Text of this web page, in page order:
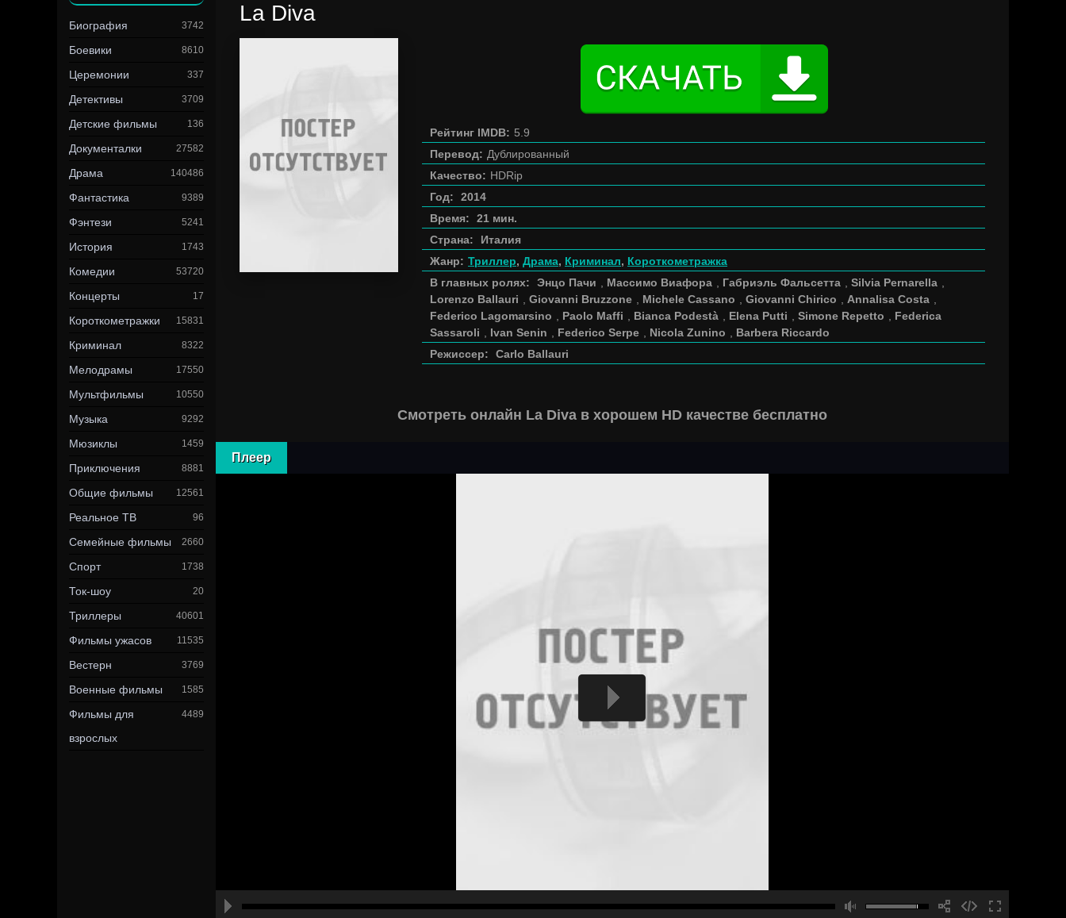
Биография 3742
Боевики 8610
Церемонии 337
Детективы 3709
Детские фильмы 136
Документалки 27582
Драма 140486
Фантастика 9389
Фэнтези 5241
История 1743
Комедии 53720
Концерты 17
Короткометражки 15831
Криминал 8322
Мелодрамы 17550
Мультфильмы 10550
Музыка 9292
Мюзиклы 1459
Приключения 8881
Общие фильмы 12561
Реальное ТВ 96
Семейные фильмы 2660
Спорт 1738
Ток-шоу 20
Триллеры 40601
Фильмы ужасов 11535
Вестерн 3769
Военные фильмы 1585
Фильмы для
взрослых
4489
La Diva
Рейтинг IMDB: 5.9
Перевод: Дублированный
Качество: HDRip
Год:
2014
Время:
21 мин.
Страна:
Италия
Жанр: Триллер, Драма, Криминал, Короткометражка
В главных ролях:
Энцо Пачи Массимо Виафора Габриэль Фальсетта Silvia Pernarella
Lorenzo Ballauri
Giovanni Bruzzone Michele Cassano Giovanni Chirico Annalisa Costa
Federico Lagomarsino
Paolo Maffi Bianca Podestà Elena Putti Simone Repetto
Federica
Sassaroli
Ivan Senin Federico Serpe Nicola Zunino
Barbera Riccardo
Режиссер:
Carlo Ballauri
Смотреть онлайн La Diva в хорошем HD качестве бесплатно
Плеер